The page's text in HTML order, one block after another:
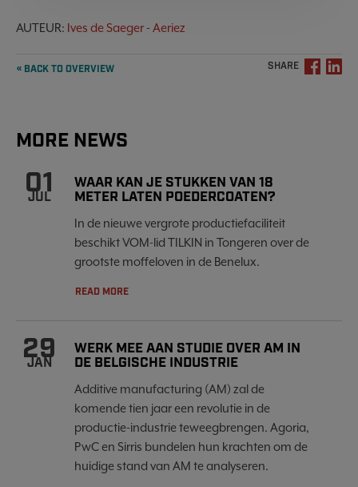
AUTEUR: Ives de Saeger- Aeriez
« BACK TO OVERVIEW SHARE
MORE NEWS
01
JUL
WAAR KAN JE STUKKEN VAN 18
METER LATEN POEDERCOATEN?
In de nieuwe vergrote productiefaciliteit
beschikt VOM-lid TILKIN in Tongeren over de
grootste moffeloven in de Benelux.
READ MORE
29
JAN
WERK MEE AAN STUDIE OVER AM IN
DE BELGISCHE INDUSTRIE
Additive manufacturing (AM) zal de
komende tien jaar een revolutie in de
productie-industrie teweegbrengen. Agoria,
PwC en Sirris bundelen hun krachten om de
huidige stand van AM te analyseren.